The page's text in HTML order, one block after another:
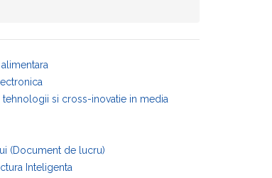
si cross-inovatie in media
(Document de lucru)
Inteligenta